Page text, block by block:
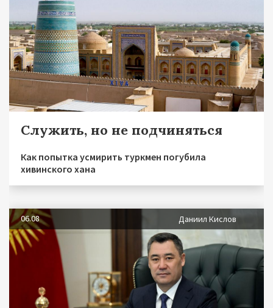
Служить, но не подчиняться
Как попытка усмирить туркмен погубила
хивинского хана
06.08 Даниил Кислов